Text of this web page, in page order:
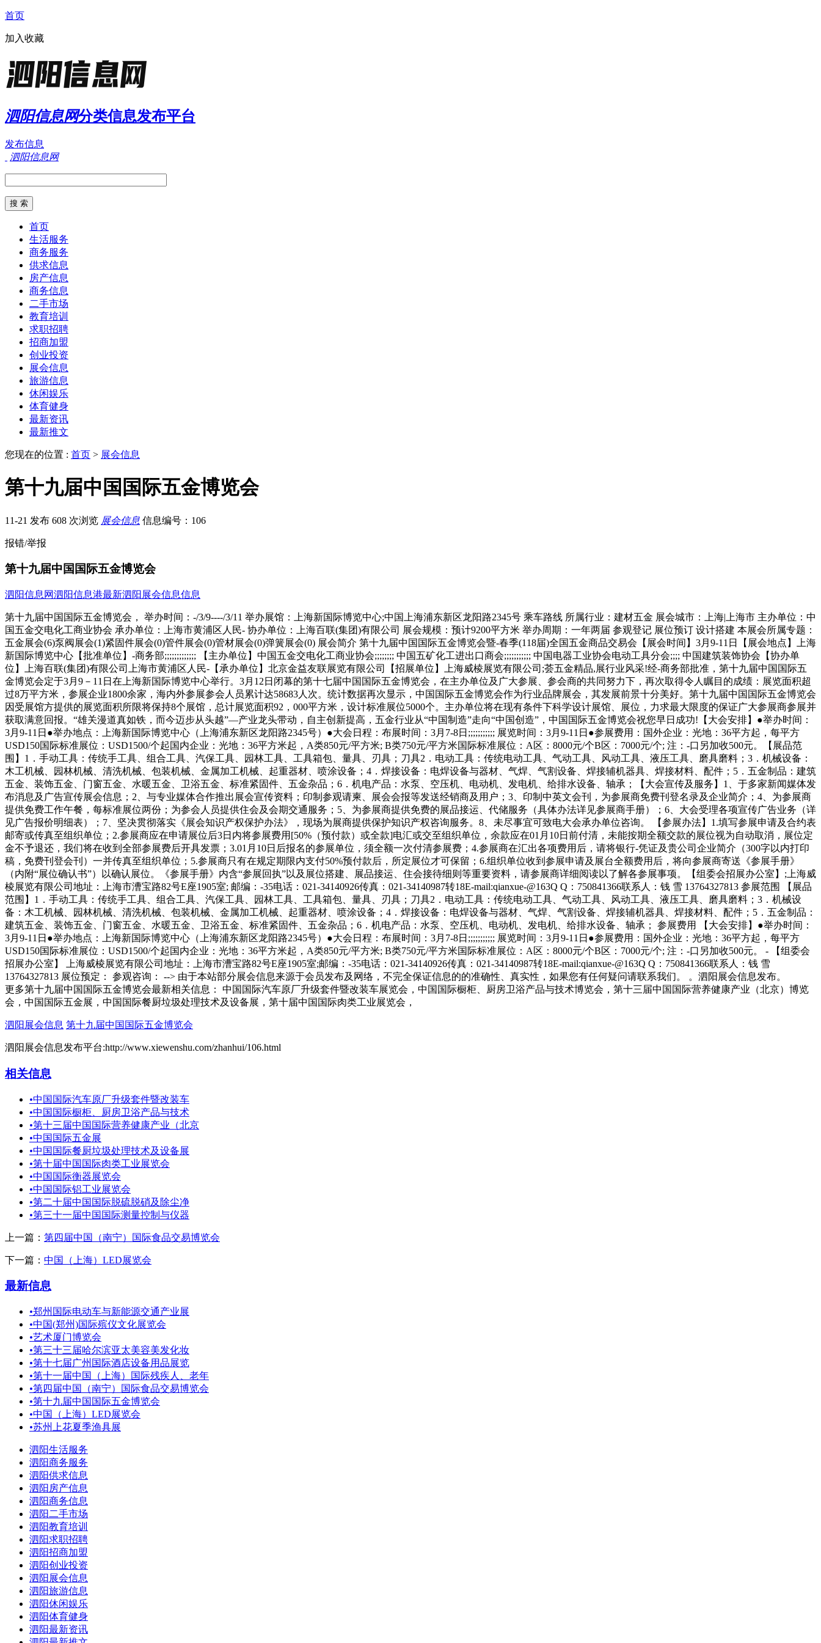
首页
加入收藏
泗阳信息网分类信息发布平台
发布信息
泗阳信息网
首页
生活服务
商务服务
供求信息
房产信息
商务信息
二手市场
教育培训
求职招聘
招商加盟
创业投资
展会信息
旅游信息
休闲娱乐
体育健身
最新资讯
最新推文
您现在的位置 : 首页 > 展会信息
第十九届中国国际五金博览会
11-21 发布 608 次浏览 展会信息 信息编号：106
报错/举报
第十九届中国国际五金博览会
泗阳信息网泗阳信息港最新泗阳展会信息信息
第十九届中国国际五金博览会， 举办时间：-/3/9----/3/11 举办展馆：上海新国际博览中心;中国上海浦东新区龙阳路2345号 乘车路线 所属行业：建材五金 展会城市：上海|上海市 主办单位：中
国五金交电化工商业协会 承办单位：上海市黄浦区人民- 协办单位：上海百联(集团)有限公司 展会规模：预计9200平方米 举办周期：一年两届 参观登记 展位预订 设计搭建 本展会所属专题：
五金展会(6)泵阀展会(1)紧固件展会(0)管件展会(0)管材展会(0)弹簧展会(0) 展会简介 第十九届中国国际五金博览会暨-春季(118届)全国五金商品交易会【展会时间】3月9-11日【展会地点】上海
新国际博览中心【批准单位】-商务部;;;;;;;;;;;;; 【主办单位】中国五金交电化工商业协会;;;;;;;; 中国五矿化工进出口商会;;;;;;;;;;; 中国电器工业协会电动工具分会;;;; 中国建筑装饰协会【协办单
位】上海百联(集团)有限公司上海市黄浦区人民-【承办单位】北京金益友联展览有限公司【招展单位】上海威棱展览有限公司;荟五金精品,展行业风采!经-商务部批准，第十九届中国国际五
金博览会定于3月9－11日在上海新国际博览中心举行。3月12日闭幕的第十七届中国国际五金博览会，在主办单位及广大参展、参会商的共同努力下，再次取得令人瞩目的成绩：展览面积超
过8万平方米，参展企业1800余家，海内外参展参会人员累计达58683人次。统计数据再次显示，中国国际五金博览会作为行业品牌展会，其发展前景十分美好。第十九届中国国际五金博览会
因受展馆方提供的展览面积所限将保持8个展馆，总计展览面积92，000平方米，设计标准展位5000个。主办单位将在现有条件下科学设计展馆、展位，力求最大限度的保证广大参展商参展并
获取满意回报。“雄关漫道真如铁，而今迈步从头越”—产业龙头带动，自主创新提高，五金行业从“中国制造”走向“中国创造”，中国国际五金博览会祝您早日成功!【大会安排】●举办时间：
3月9-11日●举办地点：上海新国际博览中心（上海浦东新区龙阳路2345号）●大会日程：布展时间：3月7-8日;;;;;;;;;;; 展览时间：3月9-11日●参展费用：国外企业：光地：36平方起，每平方
USD150国际标准展位：USD1500/个起国内企业：光地：36平方米起，A类850元/平方米; B类750元/平方米国际标准展位：A区：8000元/个B区：7000元/个; 注：-口另加收500元。【展品范
围】1．手动工具：传统手工具、组合工具、汽保工具、园林工具、工具箱包、量具、刃具；刀具2．电动工具：传统电动工具、气动工具、风动工具、液压工具、磨具磨料；3．机械设备：
木工机械、园林机械、清洗机械、包装机械、金属加工机械、起重器材、喷涂设备；4．焊接设备：电焊设备与器材、气焊、气割设备、焊接辅机器具、焊接材料、配件；5．五金制品：建筑
五金、装饰五金、门窗五金、水暖五金、卫浴五金、标准紧固件、五金杂品；6．机电产品：水泵、空压机、电动机、发电机、给排水设备、轴承；【大会宣传及服务】1、于多家新闻媒体发
布消息及广告宣传展会信息；2、与专业媒体合作推出展会宣传资料；印制参观请柬、展会会报等发送经销商及用户；3、印制中英文会刊，为参展商免费刊登名录及企业简介；4、为参展商
提供免费工作午餐，每标准展位两份；为参会人员提供住会及会期交通服务；5、为参展商提供免费的展品接运、代储服务（具体办法详见参展商手册）；6、大会受理各项宣传广告业务（详
见广告报价明细表）；7、坚决贯彻落实《展会知识产权保护办法》，现场为展商提供保护知识产权咨询服务。8、未尽事宜可致电大会承办单位咨询。 【参展办法】1.填写参展申请及合约表
邮寄或传真至组织单位；2.参展商应在申请展位后3日内将参展费用[50%（预付款）或全款]电汇或交至组织单位，余款应在01月10日前付清，未能按期全额交款的展位视为自动取消，展位定
金不予退还，我们将在收到全部参展费后开具发票；3.01月10日后报名的参展单位，须全额一次付清参展费；4.参展商在汇出各项费用后，请将银行-凭证及贵公司企业简介（300字以内打印
稿，免费刊登会刊）一并传真至组织单位；5.参展商只有在规定期限内支付50%预付款后，所定展位才可保留；6.组织单位收到参展申请及展台全额费用后，将向参展商寄送《参展手册》
（内附“展位确认书”）以确认展位。《参展手册》内含“参展回执”以及展位搭建、展品接运、住会接待细则等重要资料，请参展商详细阅读以了解各参展事项。【组委会招展办公室】;上海威
棱展览有限公司地址：上海市漕宝路82号E座1905室; 邮编：-35电话：021-34140926传真：021-34140987转18E-mail:qianxue-@163Q Q：750841366联系人：钱 雪 13764327813 参展范围 【展品
范围】1．手动工具：传统手工具、组合工具、汽保工具、园林工具、工具箱包、量具、刃具；刀具2．电动工具：传统电动工具、气动工具、风动工具、液压工具、磨具磨料；3．机械设
备：木工机械、园林机械、清洗机械、包装机械、金属加工机械、起重器材、喷涂设备；4．焊接设备：电焊设备与器材、气焊、气割设备、焊接辅机器具、焊接材料、配件；5．五金制品：
建筑五金、装饰五金、门窗五金、水暖五金、卫浴五金、标准紧固件、五金杂品；6．机电产品：水泵、空压机、电动机、发电机、给排水设备、轴承； 参展费用 【大会安排】●举办时间：
3月9-11日●举办地点：上海新国际博览中心（上海浦东新区龙阳路2345号）●大会日程：布展时间：3月7-8日;;;;;;;;;;; 展览时间：3月9-11日●参展费用：国外企业：光地：36平方起，每平方
USD150国际标准展位：USD1500/个起国内企业：光地：36平方米起，A类850元/平方米; B类750元/平方米国际标准展位：A区：8000元/个B区：7000元/个; 注：-口另加收500元。 - 【组委会
招展办公室】 上海威棱展览有限公司地址：上海市漕宝路82号E座1905室;邮编：-35电话：021-34140926传真：021-34140987转18E-mail:qianxue-@163Q Q：750841366联系人：钱 雪
13764327813 展位预定： 参观咨询： --> 由于本站部分展会信息来源于会员发布及网络，不完全保证信息的的准确性、真实性，如果您有任何疑问请联系我们。 。泗阳展会信息发布。
更多第十九届中国国际五金博览会最新相关信息： 中国国际汽车原厂升级套件暨改装车展览会，中国国际橱柜、厨房卫浴产品与技术博览会，第十三届中国国际营养健康产业（北京）博览
会，中国国际五金展，中国国际餐厨垃圾处理技术及设备展，第十届中国国际肉类工业展览会，
泗阳展会信息 第十九届中国国际五金博览会
泗阳展会信息发布平台:http://www.xiewenshu.com/zhanhui/106.html
相关信息
•中国国际汽车原厂升级套件暨改装车
•中国国际橱柜、厨房卫浴产品与技术
•第十三届中国国际营养健康产业（北京
•中国国际五金展
•中国国际餐厨垃圾处理技术及设备展
•第十届中国国际肉类工业展览会
•中国国际衡器展览会
•中国国际铝工业展览会
•第二十届中国国际脱硫脱硝及除尘净
•第三十一届中国国际测量控制与仪器
上一篇： 第四届中国（南宁）国际食品交易博览会
下一篇： 中国（上海）LED展览会
最新信息
•郑州国际电动车与新能源交通产业展
•中国(郑州)国际殡仪文化展览会
•艺术厦门博览会
•第三十三届哈尔滨亚太美容美发化妆
•第十七届广州国际酒店设备用品展览
•第十一届中国（上海）国际残疾人、老年
•第四届中国（南宁）国际食品交易博览会
•第十九届中国国际五金博览会
•中国（上海）LED展览会
•苏州上花夏季渔具展
泗阳生活服务
泗阳商务服务
泗阳供求信息
泗阳房产信息
泗阳商务信息
泗阳二手市场
泗阳教育培训
泗阳求职招聘
泗阳招商加盟
泗阳创业投资
泗阳展会信息
泗阳旅游信息
泗阳休闲娱乐
泗阳体育健身
泗阳最新资讯